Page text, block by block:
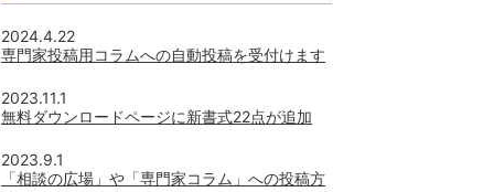
2024.4.22
専門家投稿用コラムへの自動投稿を受付けます
2023.11.1
無料ダウンロードページに新書式22点が追加
2023.9.1
「相談の広場」や「専門家コラム」への投稿方